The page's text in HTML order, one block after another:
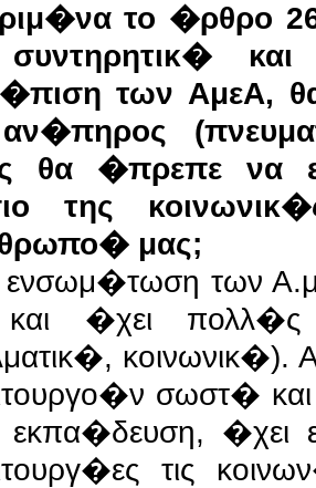
το �ρθρο
των ΑμεΑ,
θα �πρεπε να
της
μας;
των
�χει πολλ�ς
σωστ�
τις